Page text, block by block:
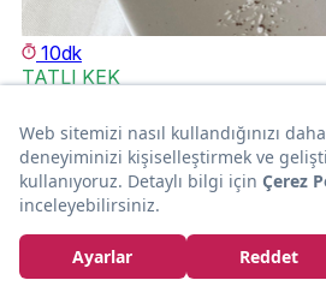
10dk
TATLI KEK
Mis Kokan: Hindistan Cevizli Kek
almi